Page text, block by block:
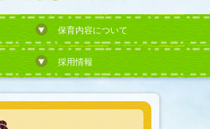
保育内容について
採用情報